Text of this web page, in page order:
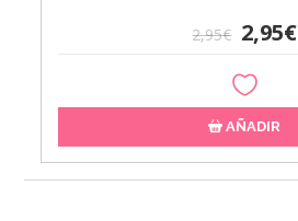
2,95€ 2,95€
AÑADIR